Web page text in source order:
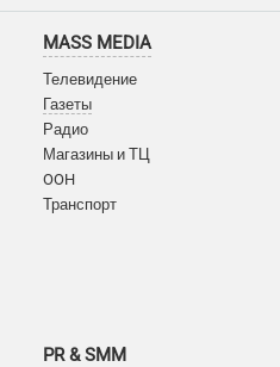
MASS MEDIA
Телевидение
Газеты
Радио
Магазины и ТЦ
OOH
Транспорт
PR & SMM